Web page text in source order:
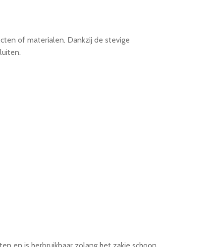
of materialen. Dankzij de stevige